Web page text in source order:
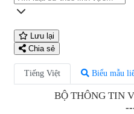
Lưu lại
Chia sẻ
Tiếng Việt Biểu mẫu
BỘ THÔNG TIN